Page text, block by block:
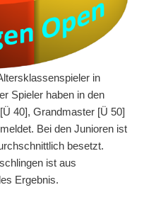
in
Spieler haben in den
40], Grandmaster [Ü 50]
Bei den Junioren ist
besetzt.
ist aus
Ergebnis.